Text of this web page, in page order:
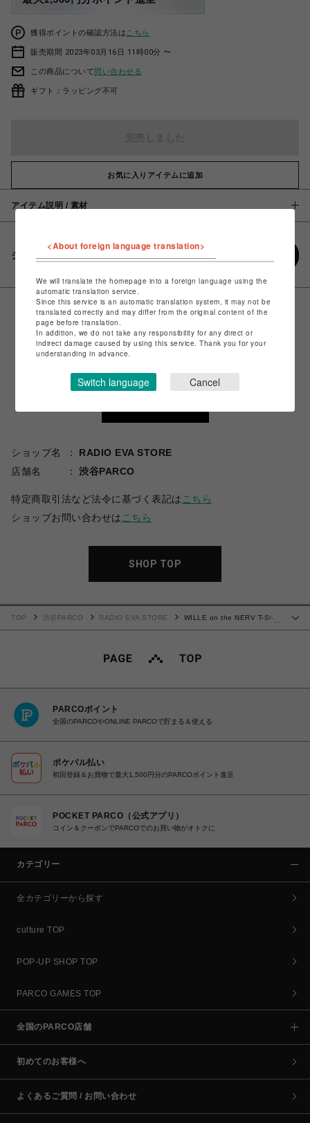
獲得ポイントの確認方法は こちら
販売期間 2023年03月16日 11時00分 〜
この商品について問い合わせる
ギフト：ラッピング不可
お気に入りアイテムに追加
アイテム説明 / 素材
シェアする
ショップ名
RADIO EVA STORE
店舗名
渋谷PARCO
特定商取引法など法令に基づく表記は こちら
ショップお問い合わせは こちら
SHOP TOP
TOP 渋谷PARCO RADIO EVA STORE
WILLE on the NERV T-Shirt
PARCOポイント
全国のPARCOやONLINE PARCOで貯まる＆使える
ポケパル払い
初回登録＆お買物で最大1,500円分のPARCOポイント進呈
POCKET PARCO（公式アプリ）
コイン＆クーポンでPARCOでのお買い物がオトクに
カテゴリー
全カテゴリーから探す
culture TOP
POP-UP SHOP TOP
PARCO GAMES TOP
全国のPARCO店舗
初めてのお客様へ
よくあるご質問 / お問い合わせ
<About foreign language translation>
We will translate the homepage into a foreign language using the
automatic translation service.
Since this service is an automatic translation system, it may not be
translated correctly and may differ from the original content of the
page before translation.
In addition, we do not take any responsibility for any direct or
indirect damage caused by using this service. Thank you for your
understanding in advance.
Switch language Cancel